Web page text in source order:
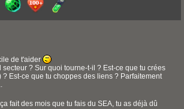
de t'aider
secteur ? Sur quoi tourne-t-il ? Est-ce que tu crées
Est-ce que tu choppes des liens ? Parfaitement
fait des mois que tu fais du SEA, tu as déjà dû